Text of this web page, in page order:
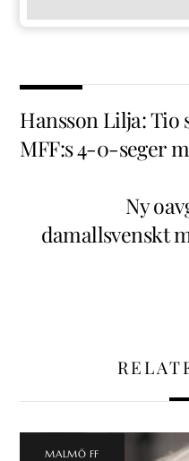
Hansson Lilja: Tio
MFF:s 4-0-seger
Ny
damallsvenskt
MALMÖ FF